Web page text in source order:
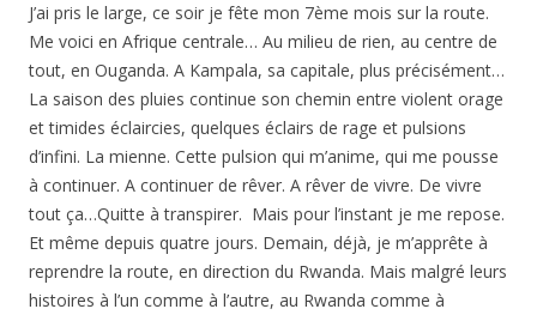
J’ai pris le large, ce soir je fête mon 7ème mois sur la route.
Me voici en Afrique centrale… Au milieu de rien, au centre de
tout, en Ouganda. A Kampala, sa capitale, plus précisément…
La saison des pluies continue son chemin entre violent orage
et timides éclaircies, quelques éclairs de rage et pulsions
d’infini. La mienne. Cette pulsion qui m’anime, qui me pousse
à continuer. A continuer de rêver. A rêver de vivre. De vivre
tout ça…Quitte à transpirer. Mais pour l’instant je me repose.
Et même depuis quatre jours. Demain, déjà, je m’apprête à
reprendre la route, en direction du Rwanda. Mais malgré leurs
histoires à l’un comme à l’autre, au Rwanda comme à